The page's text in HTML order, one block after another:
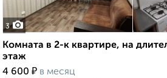
3
Комната в 2-к квартире, на
этаж
4 600 ₽ в месяц